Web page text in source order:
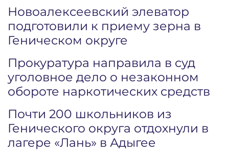
Новоалексеевский элеватор
подготовили к приему зерна в
Геническом округе
Прокуратура направила в суд
уголовное дело о незаконном
обороте наркотических средств
Почти 200 школьников из
Генического округа отдохнули в
лагере «Лань» в Адыгее